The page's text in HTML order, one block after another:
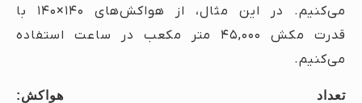
می‌کنیم. در این مثال، از هواکش‌های ۱۴۰×۱۴۰ با
قدرت مکش ۴۵,۰۰۰ متر مکعب در ساعت استفاده
می‌کنیم.
تعداد هواکش: